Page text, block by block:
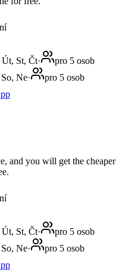
Út, St, Čt·
pro 5 osob
Ne·
pro 5 osob
and you will get the cheaper
Út, St, Čt·
pro 5 osob
Ne·
pro 5 osob